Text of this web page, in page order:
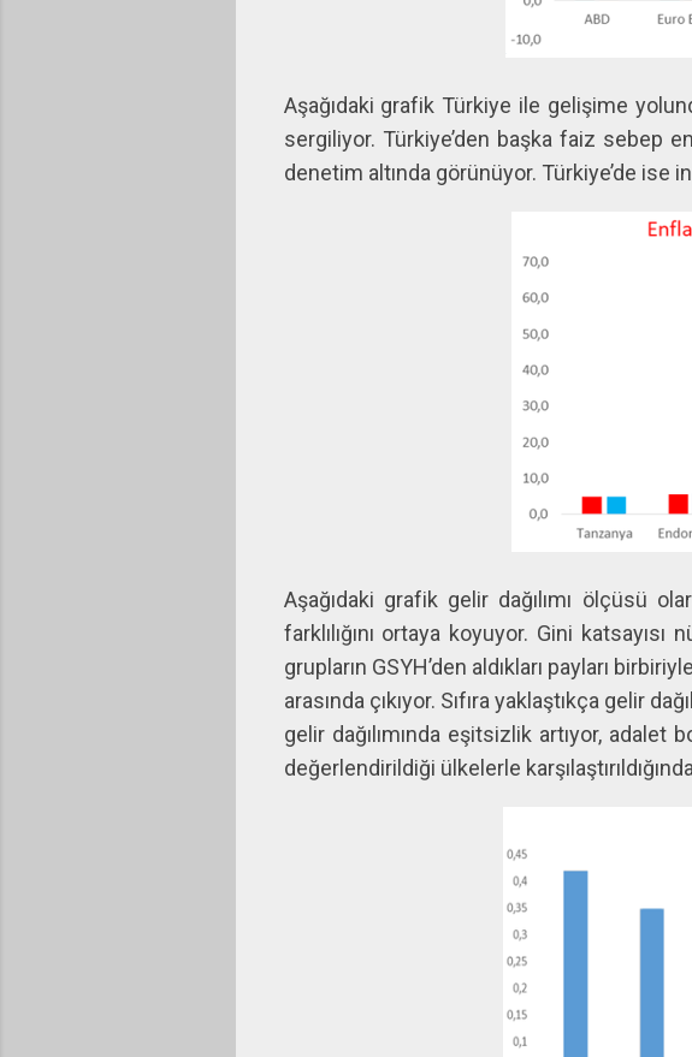
Aşağıdaki grafik Türkiye ile gelişime
sergiliyor. Türkiye’den başka faiz sebep
denetim altında görünüyor. Türkiye’de ise
Aşağıdaki grafik gelir dağılımı ölçüsü
farklılığını ortaya koyuyor. Gini
grupların GSYH’den aldıkları payları
arasında çıkıyor. Sıfıra yaklaştıkça gelir
gelir dağılımında eşitsizlik artıyor, adalet
değerlendirildiği ülkelerle